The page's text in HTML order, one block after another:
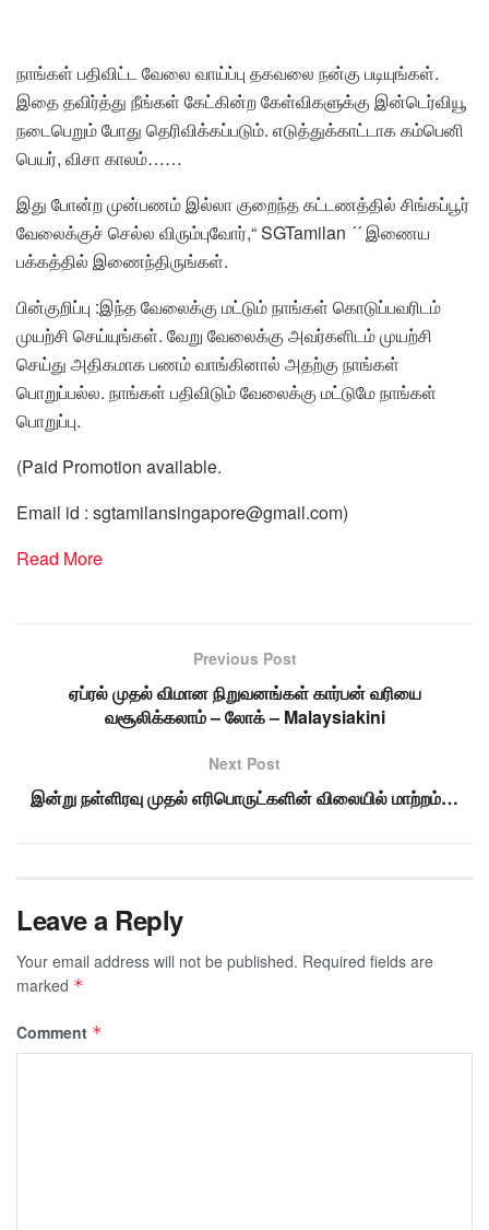
நாங்கள் பதிவிட்ட வேலை வாய்ப்பு தகவலை நன்கு படியுங்கள்.
இதை தவிர்த்து நீங்கள் கேட்கின்ற கேள்விகளுக்கு இன்டெர்வியூ
நடைபெறும் போது தெரிவிக்கப்படும். எடுத்துக்காட்டாக கம்பெனி
பெயர், விசா காலம்……
இது போன்ற முன்பணம் இல்லா குறைந்த கட்டணத்தில் சிங்கப்பூர்
வேலைக்குச் செல்ல விரும்புவோர்,“ SGTamilan ´´ இணைய
பக்கத்தில் இணைந்திருங்கள்.
பின்குறிப்பு :இந்த வேலைக்கு மட்டும் நாங்கள் கொடுப்பவரிடம்
முயற்சி செய்யுங்கள். வேறு வேலைக்கு அவர்களிடம் முயற்சி
செய்து அதிகமாக பணம் வாங்கினால் அதற்கு நாங்கள்
பொறுப்பல்ல. நாங்கள் பதிவிடும் வேலைக்கு மட்டுமே நாங்கள்
பொறுப்பு.
(Paid Promotion available.
Email id : sgtamilansingapore@gmail.com)
Read More
Previous Post
ஏப்ரல் முதல் விமான நிறுவனங்கள் கார்பன் வரியை
வசூலிக்கலாம் – லோக் – Malaysiakini
Next Post
இன்று நள்ளிரவு முதல் எரிபொருட்களின் விலையில் மாற்றம்…
Leave a Reply
Your email address will not be published. Required fields are
marked *
Comment *